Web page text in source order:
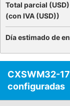
Total parcial (USD)
(con IVA (USD))
Día estimado de
CXSWM32-
configuradas